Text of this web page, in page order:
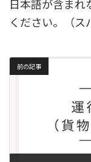
日本語が含まれ
ください。（ス
前の記事